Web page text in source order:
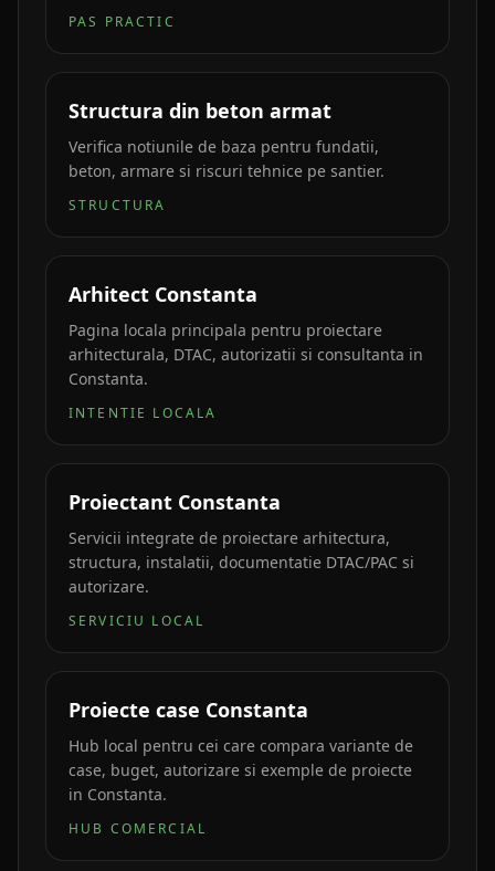
PAS PRACTIC
Structura din beton armat
Verifica notiunile de baza pentru fundatii,
beton, armare si riscuri tehnice pe santier.
STRUCTURA
Arhitect Constanta
Pagina locala principala pentru proiectare
arhitecturala, DTAC, autorizatii si consultanta in
Constanta.
INTENTIE LOCALA
Proiectant Constanta
Servicii integrate de proiectare arhitectura,
structura, instalatii, documentatie DTAC/PAC si
autorizare.
SERVICIU LOCAL
Proiecte case Constanta
Hub local pentru cei care compara variante de
case, buget, autorizare si exemple de proiecte
in Constanta.
HUB COMERCIAL